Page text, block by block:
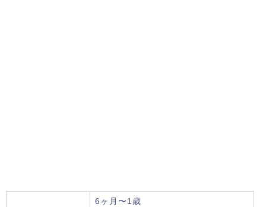
6ヶ月〜1歳